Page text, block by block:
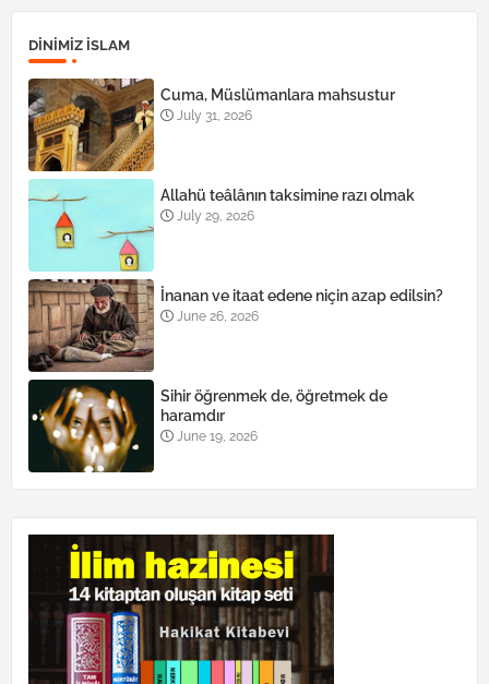
DINIMIZ ISLAM
Cuma, Müslümanlara mahsustur
July 31, 2026
Allahü teâlânın taksimine razı olmak
July 29, 2026
İnanan ve itaat edene niçin azap edilsin?
June 26, 2026
Sihir öğrenmek de, öğretmek de
haramdır
June 19, 2026